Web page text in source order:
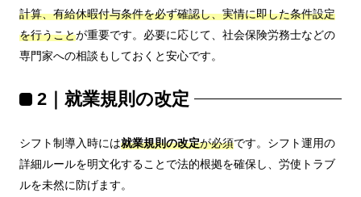
計算、有給休暇付与条件を必ず確認し、実情に即した条件設定
を行うことが重要です。必要に応じて、社会保険労務士などの
専門家への相談もしておくと安心です。
2｜就業規則の改定
シフト制導入時には就業規則の改定が必須です。シフト運用の
詳細ルールを明文化することで法的根拠を確保し、労使トラブ
ルを未然に防げます。